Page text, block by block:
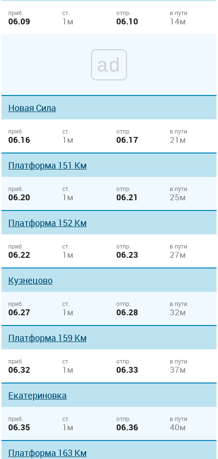
приб.
06.09
ст.
1м
отпр.
06.10
в пути
14м
ad
Новая Сила
приб.
06.16
ст.
1м
отпр.
06.17
в пути
21м
Платформа 151 Км
приб.
06.20
ст.
1м
отпр.
06.21
в пути
25м
Платформа 152 Км
приб.
06.22
ст.
1м
отпр.
06.23
в пути
27м
Кузнецово
приб.
06.27
ст.
1м
отпр.
06.28
в пути
32м
Платформа 159 Км
приб.
06.32
ст.
1м
отпр.
06.33
в пути
37м
Екатериновка
приб.
06.35
ст.
1м
отпр.
06.36
в пути
40м
Платформа 163 Км